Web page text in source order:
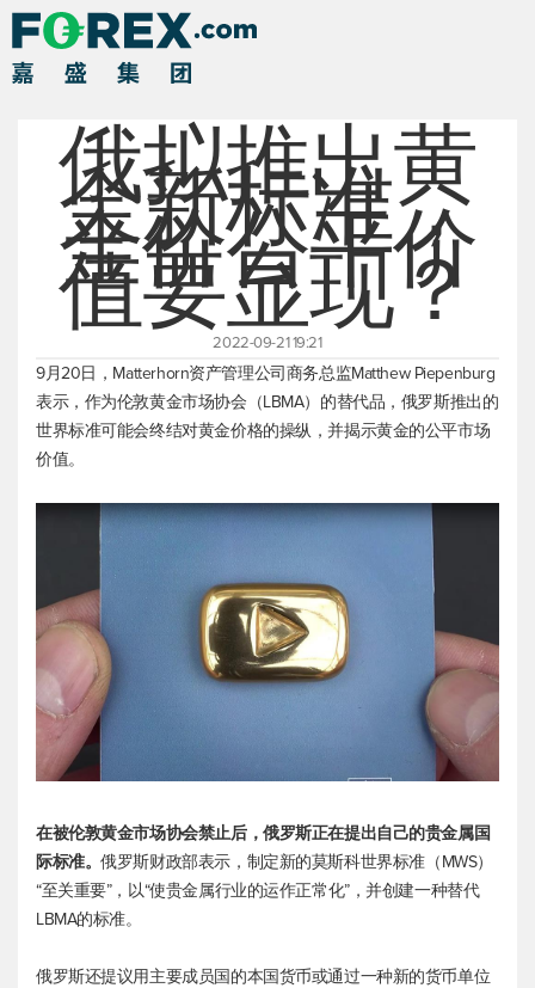
俄拟推出黄
金新标准，
金价公平价
值要显现？
2022-09-21 19:21
9月20日，Matterhorn资产管理公司商务总监Matthew Piepenburg
表示，作为伦敦黄金市场协会（LBMA）的替代品，俄罗斯推出的
世界标准可能会终结对黄金价格的操纵，并揭示黄金的公平市场
价值。
在被伦敦黄金市场协会禁止后，俄罗斯正在提出自己的贵金属国
际标准。俄罗斯财政部表示，制定新的莫斯科世界标准（MWS）
“至关重要”，以“使贵金属行业的运作正常化”，并创建一种替代
LBMA的标准。
俄罗斯还提议用主要成员国的本国货币或通过一种新的货币单位